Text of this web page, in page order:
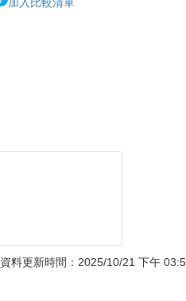
加入比較清單
資料更新時間：2025/10/21 下午